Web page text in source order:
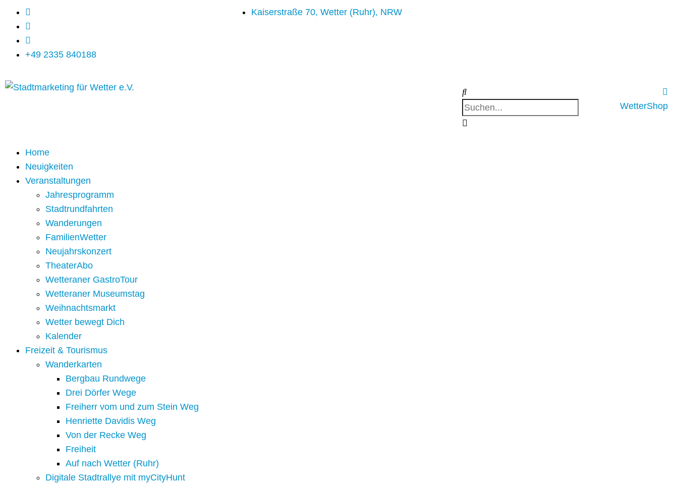
+49 2335 840188
Kaiserstraße 70, Wetter (Ruhr), NRW
WetterShop
Home
Neuigkeiten
Veranstaltungen
Jahresprogramm
Stadtrundfahrten
Wanderungen
FamilienWetter
Neujahrskonzert
TheaterAbo
Wetteraner GastroTour
Wetteraner Museumstag
Weihnachtsmarkt
Wetter bewegt Dich
Kalender
Freizeit & Tourismus
Wanderkarten
Bergbau Rundwege
Drei Dörfer Wege
Freiherr vom und zum Stein Weg
Henriette Davidis Weg
Von der Recke Weg
Freiheit
Auf nach Wetter (Ruhr)
Digitale Stadtrallye mit myCityHunt